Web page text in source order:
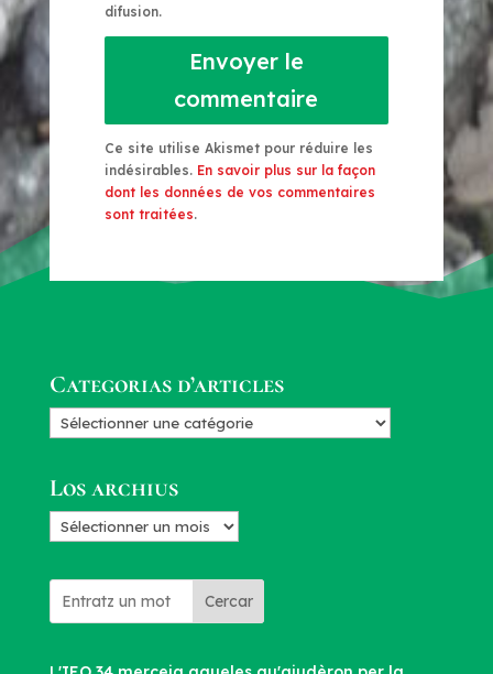
difusion.
Envoyer le
commentaire
Ce site utilise Akismet pour réduire les
indésirables. En savoir plus sur la façon
dont les données de vos commentaires
sont traitées.
Categorias d’articles
Categorias
Los archius
Los
Cercar